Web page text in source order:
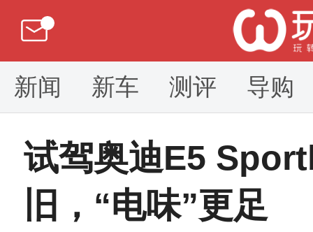
新闻 新车 测评 导购
试驾奥迪E5
旧，“电味”更足